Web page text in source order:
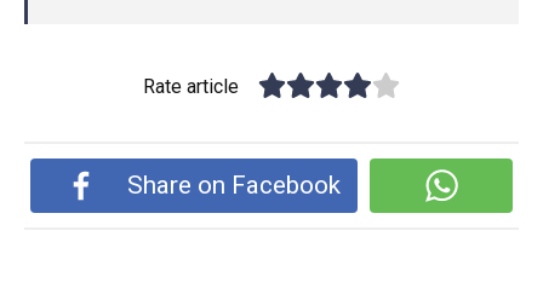
Rate article
Share on Facebook